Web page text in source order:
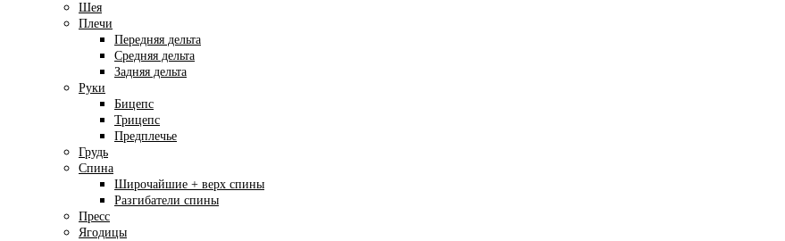
Шея
Плечи
Передняя дельта
Средняя дельта
Задняя дельта
Руки
Бицепс
Трицепс
Предплечье
Грудь
Спина
Широчайшие + верх спины
Разгибатели спины
Пресс
Ягодицы